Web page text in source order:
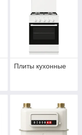
Плиты кухонные